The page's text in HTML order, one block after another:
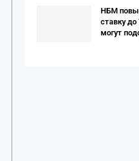
НБМ
ставку
могут